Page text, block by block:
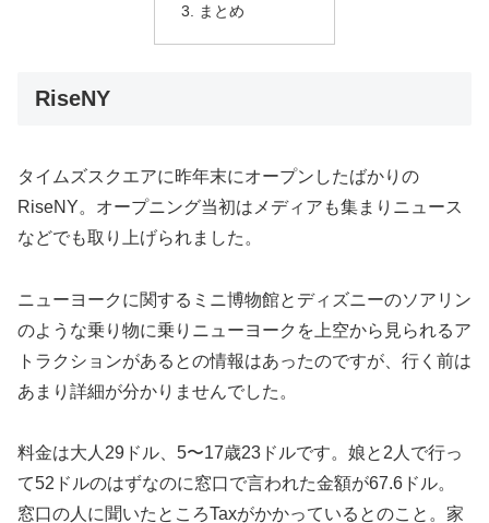
まとめ
RiseNY
タイムズスクエアに昨年末にオープンしたばかりの
RiseNY。オープニング当初はメディアも集まりニュース
などでも取り上げられました。
ニューヨークに関するミニ博物館とディズニーのソアリン
のような乗り物に乗りニューヨークを上空から見られるア
トラクションがあるとの情報はあったのですが、行く前は
あまり詳細が分かりませんでした。
料金は大人29ドル、5〜17歳23ドルです。娘と2人で行っ
て52ドルのはずなのに窓口で言われた金額が67.6ドル。
窓口の人に聞いたところTaxがかかっているとのこと。家